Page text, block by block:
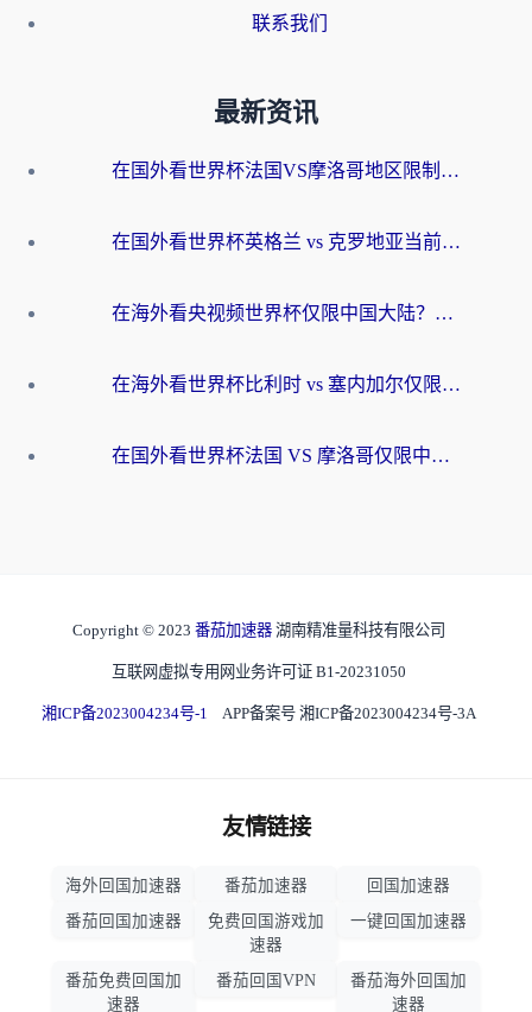
联系我们
最新资讯
在国外看世界杯法国VS摩洛哥地区限制？这篇指南让你流畅看中文解说无压力
在国外看世界杯英格兰 vs 克罗地亚当前地区不可播放？这篇指南帮你搞定所有海外观赛难题
在海外看央视频世界杯仅限中国大陆？这篇指南帮你解锁中文解说+无卡顿直播
在海外看世界杯比利时 vs 塞内加尔仅限中国大陆？我找到了最流畅的中文解说之路
在国外看世界杯法国 VS 摩洛哥仅限中国大陆？海外党这样看中文解说赛事不卡顿
Copyright © 2023 番茄加速器 湖南精准量科技有限公司
互联网虚拟专用网业务许可证 B1-20231050
湘ICP备2023004234号-1 APP备案号 湘ICP备2023004234号-3A
友情链接
海外回国加速器 番茄加速器
回国加速器
番茄回国加速器
免费回国游戏加
速器
一键回国加速器
番茄免费回国加
速器
番茄回国VPN
番茄海外回国加
速器